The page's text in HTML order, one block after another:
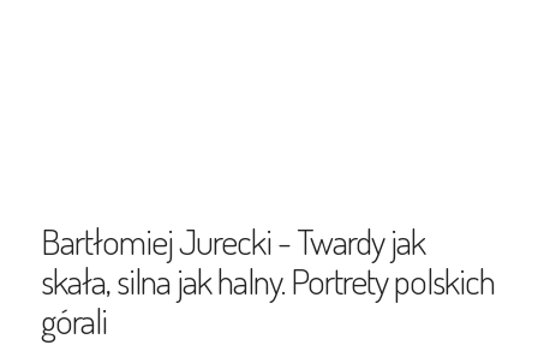
Bartłomiej Jurecki - Twardy jak
skała, silna jak halny. Portrety polskich
górali